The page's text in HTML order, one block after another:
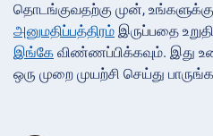
தொடங்குவதற்கு முன், உங்களுக்கு
அனுமதிப்பத்திரம் இருப்பதை
இங்கே விண்ணப்பிக்கவும். இது
ஒரு முறை முயற்சி செய்து